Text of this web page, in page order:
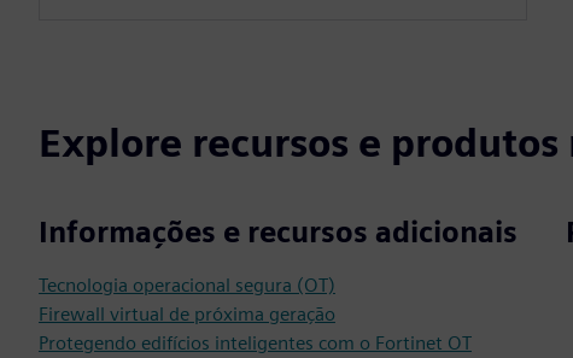
Explore recursos e
Informações e recursos adicionais
Tecnologia operacional segura (OT)
Firewall virtual de próxima geração
Protegendo edifícios inteligentes com o Fortinet OT